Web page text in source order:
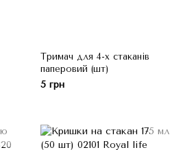
Тримач для 4-х стаканів
паперовий (шт)
5 грн